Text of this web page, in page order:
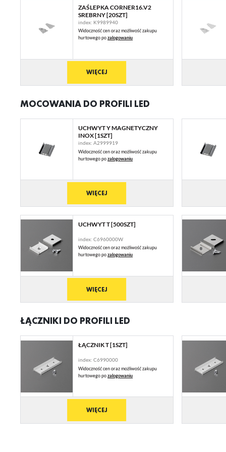
ZAŚLEPKA CORNER16.V2
SREBRNY [20SZT]
index: K9989940
Widoczność cen oraz możliwość zakupu
hurtowego pozalogowaniu
WIĘCEJ
MOCOWANIA DO PROFILI LED
UCHWYT Y MAGNETYCZNY
INOX [1SZT]
index: A2999919
Widoczność cen oraz możliwość zakupu
hurtowego pozalogowaniu
WIĘCEJ
UCHWYT T [500SZT]
index: C6960000W
Widoczność cen oraz możliwość zakupu
hurtowego pozalogowaniu
WIĘCEJ
ŁĄCZNIKI DO PROFILI LED
ŁĄCZNIK T [1SZT]
index: C6990000
Widoczność cen oraz możliwość zakupu
hurtowego pozalogowaniu
WIĘCEJ